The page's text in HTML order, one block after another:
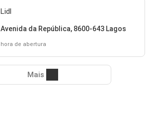
Lidl
Avenida da República, 8600-643 Lagos
hora de abertura
Mais